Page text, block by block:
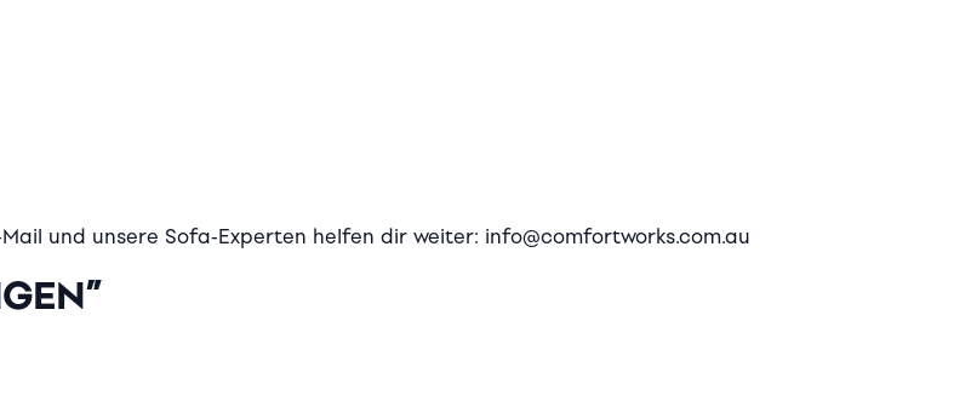
und unsere Sofa-Experten helfen dir weiter: info@comfortworks.com.au
”